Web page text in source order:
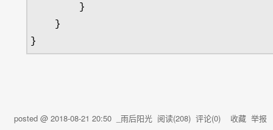
        }
    }
}
posted @2018-08-21 20:50 _雨后阳光 阅读(208) 评论(0) 收藏 举报